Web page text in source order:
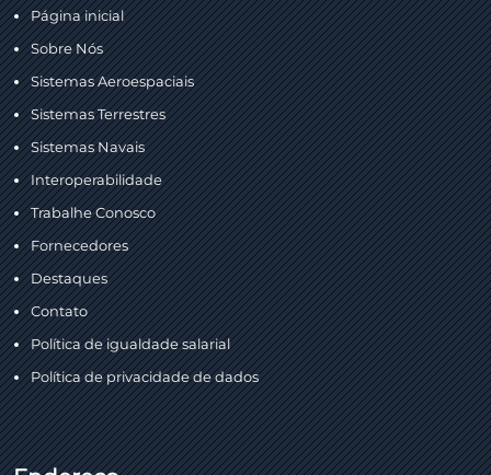
Página inicial
Sobre Nós
Sistemas Aeroespaciais
Sistemas Terrestres
Sistemas Navais
Interoperabilidade
Trabalhe Conosco
Fornecedores
Destaques
Contato
Política de igualdade salarial
Política de privacidade de dados